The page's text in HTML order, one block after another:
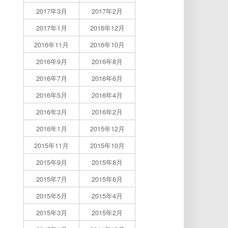
2017年3月
2017年2月
2017年1月
2016年12月
2016年11月
2016年10月
2016年9月
2016年8月
2016年7月
2016年6月
2016年5月
2016年4月
2016年3月
2016年2月
2016年1月
2015年12月
2015年11月
2015年10月
2015年9月
2015年8月
2015年7月
2015年6月
2015年5月
2015年4月
2015年3月
2015年2月